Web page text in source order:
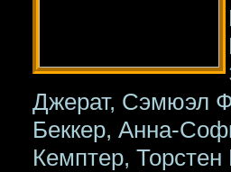
Джерат, Сэмюэл
Беккер, Анна-
Кемптер,